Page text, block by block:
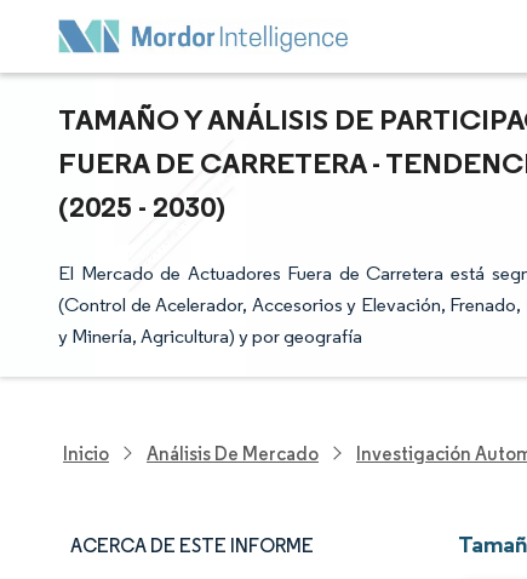
TAMAÑO Y ANÁLISIS DE
FUERA DE CARRETERA -
(2025 - 2030)
El Mercado de Actuadores Fuera de Carretera está
(Control de Acelerador, Accesorios y Elevación,
y Minería, Agricultura) y por geografía
Inicio Análisis De Mercado Investigación
ACERCA DE ESTE INFORME